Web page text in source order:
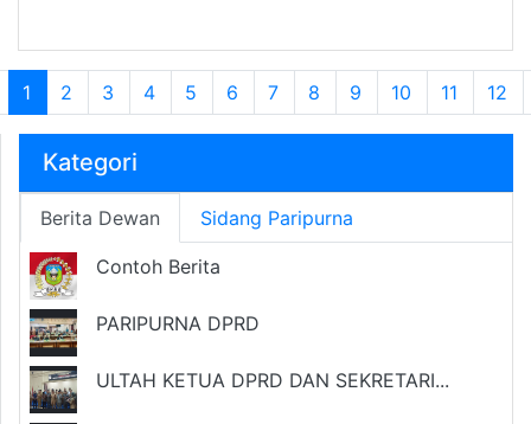
1 2 3 4 5 6 7 8 9 10 11 12
Kategori
Berita Dewan Sidang Paripurna
Contoh Berita
PARIPURNA DPRD
ULTAH KETUA DPRD DAN SEKRETARI...